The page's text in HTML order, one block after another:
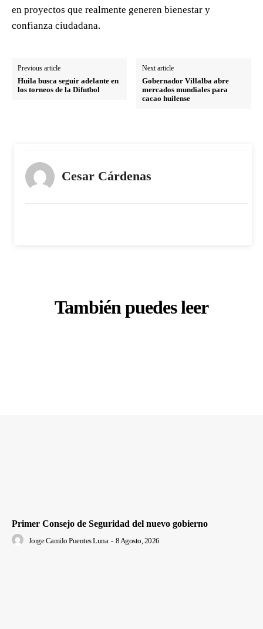
en proyectos que realmente generen bienestar y
confianza ciudadana.
Previous article
Huila busca seguir adelante en
los torneos de la Difutbol
Next article
Gobernador Villalba abre
mercados mundiales para
cacao huilense
Cesar Cárdenas
También puedes leer
Primer Consejo de Seguridad del nuevo gobierno
Jorge Camilo Puentes Luna - 8 Agosto, 2026